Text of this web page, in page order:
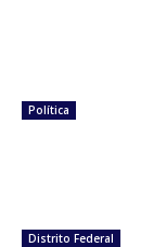
Política
Distrito Federal